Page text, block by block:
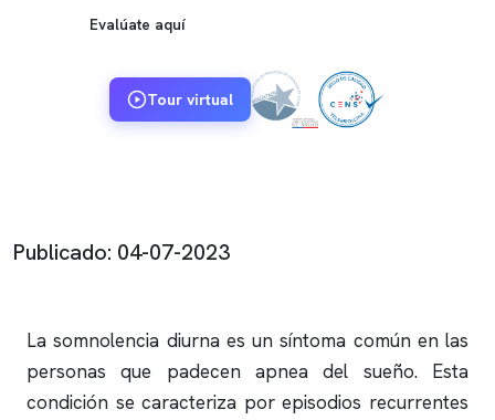
Evalúate aquí
Tour virtual
Publicado: 04-07-2023
La somnolencia diurna es un síntoma común en las
personas que padecen apnea del sueño. Esta
condición se caracteriza por episodios recurrentes